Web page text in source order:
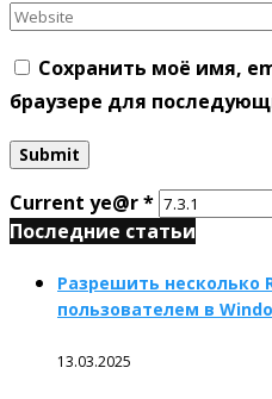
Сохранить моё имя,
браузере для
Current ye@r*
Последние статьи
Разрешить несколько
пользователем в
13.03.2025